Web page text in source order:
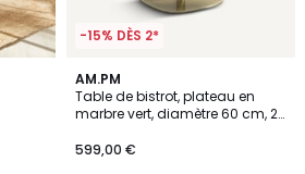
-15% DÈS 2*
AM.PM
Table de bistrot, plateau en
marbre vert, diamètre 60 cm, 2
599,00 €
5
/
5